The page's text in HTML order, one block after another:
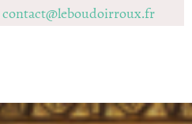
contact@leboudoirroux.fr